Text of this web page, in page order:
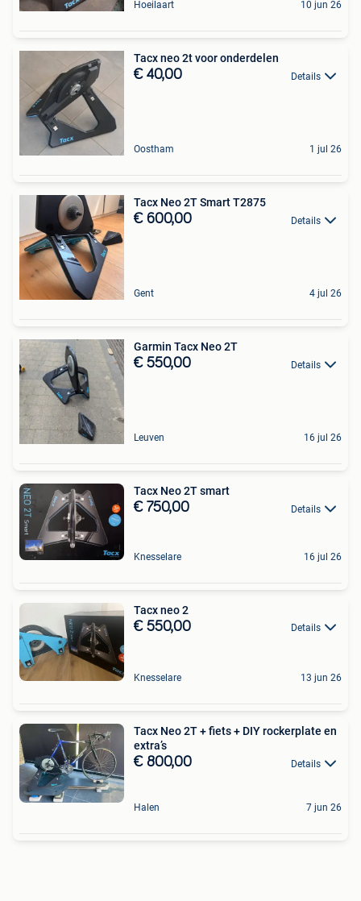
Hoeilaart 10 jun 26
Tacx neo 2t voor onderdelen
€ 40,00 Details
Oostham 1 jul 26
Tacx Neo 2T Smart T2875
€ 600,00 Details
Gent 4 jul 26
Garmin Tacx Neo 2T
€ 550,00 Details
Leuven 16 jul 26
Tacx Neo 2T smart
€ 750,00 Details
Knesselare 16 jul 26
Tacx neo 2
€ 550,00 Details
Knesselare 13 jun 26
Tacx Neo 2T + fiets + DIY rockerplate en
extra’s
€ 800,00 Details
Halen 7 jun 26